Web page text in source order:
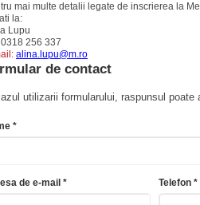
mai multe detalii legate de inscrierea la
la:
Lupu
0318 256 337
alina.lupu@m.ro
de contact
utilizarii formularului, raspunsul poate
*
de e-mail * Telefon *